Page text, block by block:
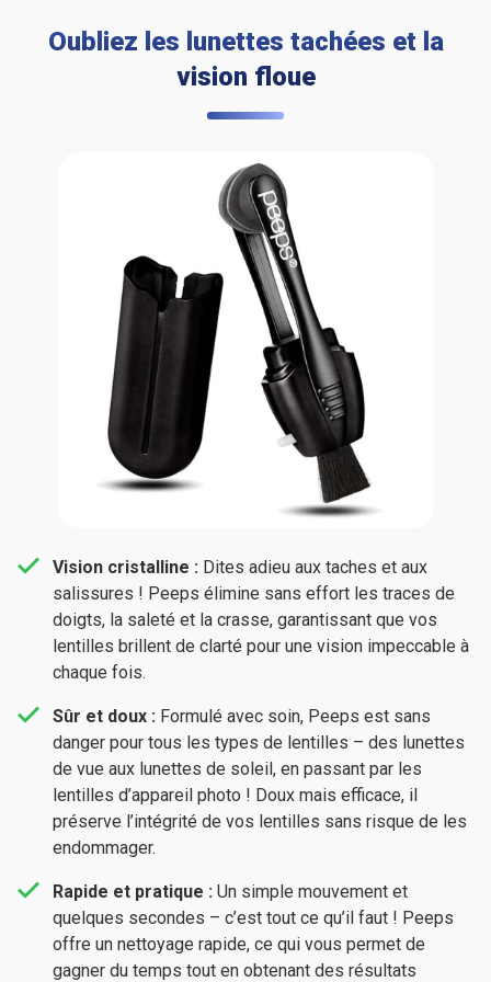
Oubliez les lunettes tachées et la
vision floue
Vision cristalline : Dites adieu aux taches et aux
salissures ! Peeps élimine sans effort les traces de
doigts, la saleté et la crasse, garantissant que vos
lentilles brillent de clarté pour une vision impeccable à
chaque fois.
Sûr et doux : Formulé avec soin, Peeps est sans
danger pour tous les types de lentilles – des lunettes
de vue aux lunettes de soleil, en passant par les
lentilles d’appareil photo ! Doux mais efficace, il
préserve l’intégrité de vos lentilles sans risque de les
endommager.
Rapide et pratique : Un simple mouvement et
quelques secondes – c’est tout ce qu’il faut ! Peeps
offre un nettoyage rapide, ce qui vous permet de
gagner du temps tout en obtenant des résultats